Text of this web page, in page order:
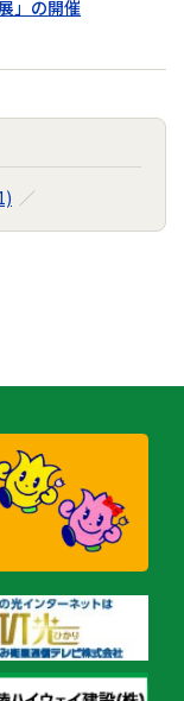
」の開催